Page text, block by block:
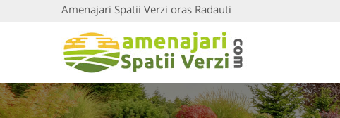
Amenajari Spatii Verzi oras Radauti